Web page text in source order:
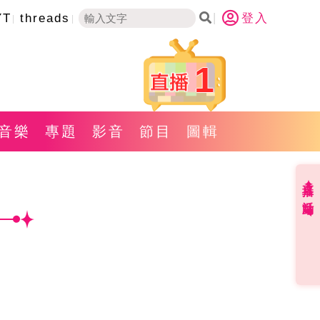
threads 登入
1
樂 專題 影音 節目 圖輯
直播✦活動